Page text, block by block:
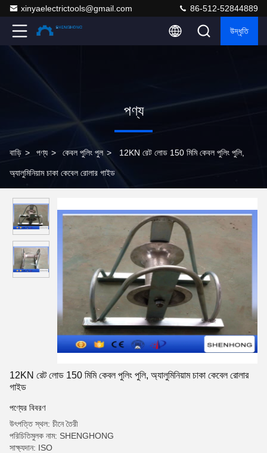
xinyaelectrictools@gmail.com 86-512-52844889
উদ্ধৃতি
পণ্য
বাড়ি > পণ্য > কেবল পুলিং পুল > 12KN রেট লোড 150 মিমি কেবল পুলিং পুলি,
অ্যালুমিনিয়াম চাকা কেবেল রোলার গাইড
12KN রেট লোড 150 মিমি কেবল পুলিং পুলি, অ্যালুমিনিয়াম চাকা কেবেল রোলার
গাইড
পণ্যের বিবরণ
উৎপত্তি স্থল: চীনে তৈরী
পরিচিতিমুলক নাম: SHENGHONG
সাক্ষ্যদান: ISO